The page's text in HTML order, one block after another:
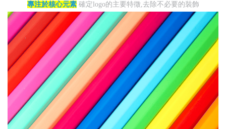
專注於核心元素確定logo的主要特徵,去除不必要的裝飾